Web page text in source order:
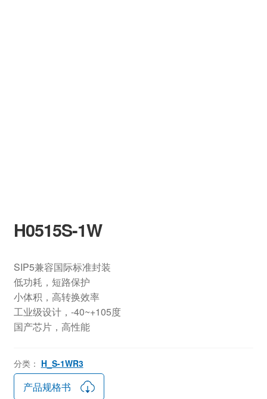
H0515S-1W
SIP5兼容国际标准封装
低功耗，短路保护
小体积，高转换效率
工业级设计，-40~+105度
国产芯片，高性能
分类： H_S-1WR3
产品规格书